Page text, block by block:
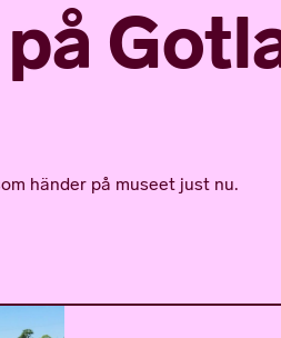
händer på museet just nu.